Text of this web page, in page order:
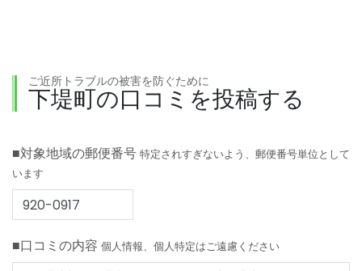
ご近所トラブルの被害を防ぐために
下堤町の口コミを投稿する
■対象地域の郵便番号 特定されすぎないよう、郵便番号単位として
います
■口コミの内容 個人情報、個人特定はご遠慮ください